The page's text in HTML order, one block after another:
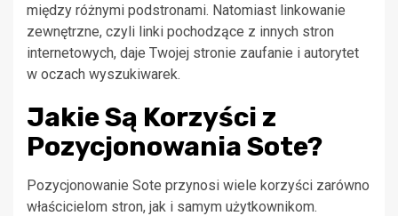
między różnymi podstronami. Natomiast linkowanie
zewnętrzne, czyli linki pochodzące z innych stron
internetowych, daje Twojej stronie zaufanie i autorytet
w oczach wyszukiwarek.
Jakie Są Korzyści z
Pozycjonowania Sote?
Pozycjonowanie Sote przynosi wiele korzyści zarówno
właścicielom stron, jak i samym użytkownikom.